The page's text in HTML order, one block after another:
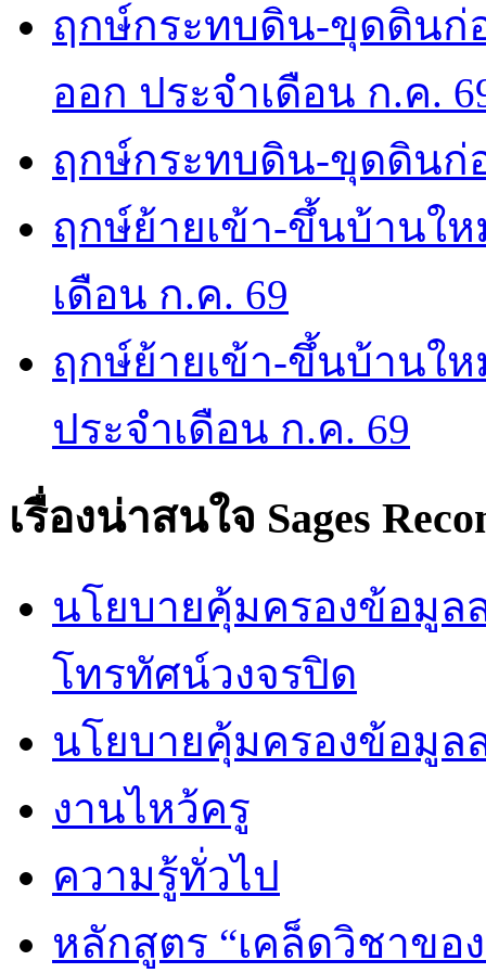
ฤกษ์กระทบดิน-ขุดดินก่
ออก ประจำเดือน ก.ค.
ฤกษ์กระทบดิน-ขุดดินก่
ฤกษ์ย้ายเข้า-ขึ้นบ้านใ
เดือน ก.ค. 69
ฤกษ์ย้ายเข้า-ขึ้นบ้านใ
ประจำเดือน ก.ค. 69
เรื่องน่าสนใจ Sages
นโยบายคุ้มครองข้อมูล
โทรทัศน์วงจรปิด
นโยบายคุ้มครองข้อมูล
งานไหว้ครู
ความรู้ทั่วไป
หลักสูตร “เคล็ดวิชาขอ